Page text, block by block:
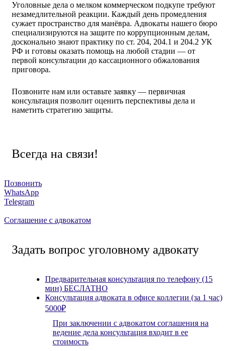
Уголовные дела о мелком коммерческом подкупе требуют
незамедлительной реакции. Каждый день промедления
сужает пространство для манёвра. Адвокаты нашего бюро
специализируются на защите по коррупционным делам,
досконально знают практику по ст. 204, 204.1 и 204.2 УК
РФ и готовы оказать помощь на любой стадии — от
первой консультации до кассационного обжалования
приговора.
Позвоните нам или оставьте заявку — первичная
консультация позволит оценить перспективы дела и
наметить стратегию защиты.
Всегда на связи!
Позвонить
WhatsApp
Telegram
Соглашение с адвокатом
Задать вопрос уголовному адвокату
Предварительная консультация по телефону (15
мин) БЕСЛАТНО
Консультация адвоката в офисе коллегии (за 1 час)
5000₽
При заключении с адвокатом соглашения на
ведение дела консультация входит в ее
стоимость